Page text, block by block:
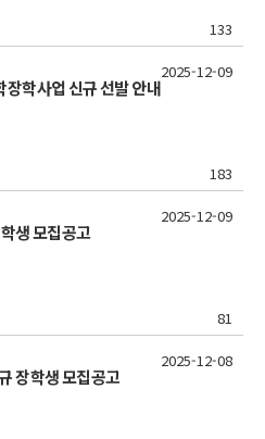
133
학사업 신규 선발 안내
183
2025-12-09
생 모집공고
81
2025-12-09
장학생 모집공고
2025-12-08